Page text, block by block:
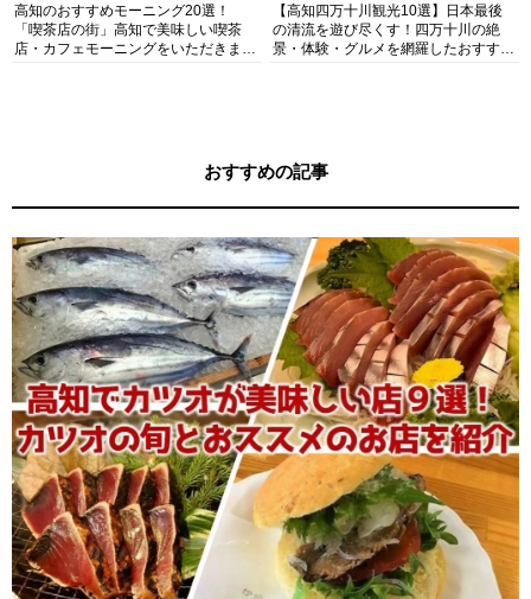
高知のおすすめモーニング20選！
「喫茶店の街」高知で美味しい喫茶
店・カフェモーニングをいただきま
【高知四万十川観光10選】日本最後
の清流を遊び尽くす！四万十川の絶
景・体験・グルメを網羅したおすすめ
おすすめの記事